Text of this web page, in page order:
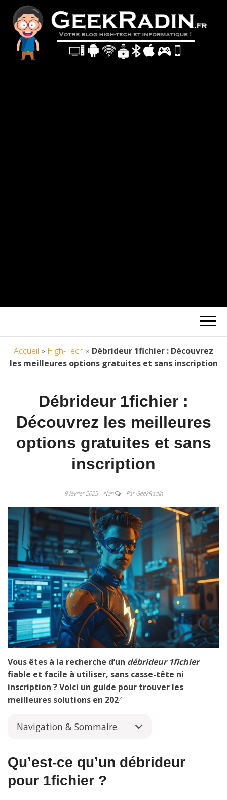
Accueil » High-Tech » Débrideur 1fichier : Découvrez
les meilleures options gratuites et sans inscription
Débrideur 1fichier :
Découvrez les meilleures
options gratuites et sans
inscription
9 février 2025 Non Par GeekRadin
Vous êtes à la recherche d’un débrideur 1fichier
fiable et facile à utiliser, sans casse-tête ni
inscription ? Voici un guide pour trouver les
meilleures solutions en 2024.
Navigation & Sommaire
Qu’est-ce qu’un débrideur
pour 1fichier ?